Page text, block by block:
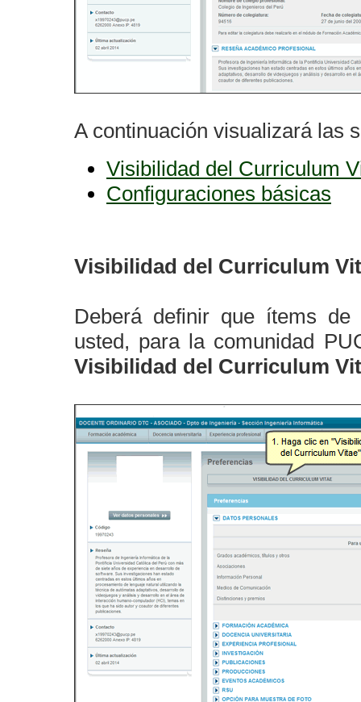
A continuación visualizará las
Visibilidad del Curriculum
Configuraciones básicas
Visibilidad del Curriculum
Deberá definir que ítems
usted, para la comunidad
Visibilidad del Curriculum